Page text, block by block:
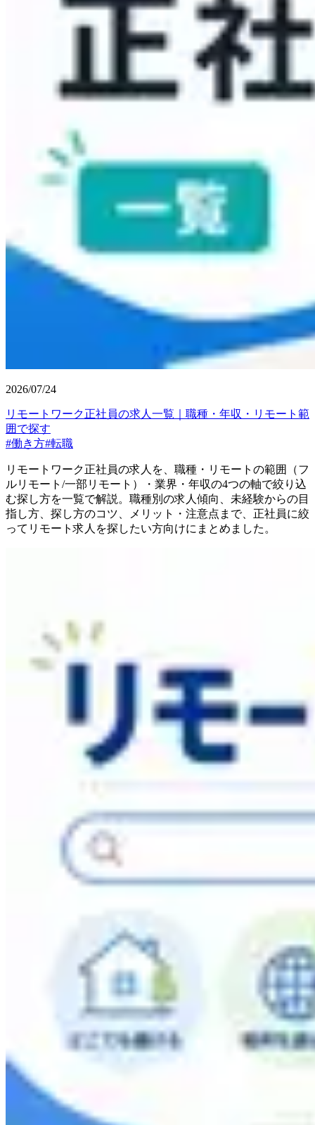
2026/07/24
リモートワーク正社員の求人一覧｜職種・年収・リモート範
囲で探す
#働き方#転職
リモートワーク正社員の求人を、職種・リモートの範囲（フ
ルリモート/一部リモート）・業界・年収の4つの軸で絞り込
む探し方を一覧で解説。職種別の求人傾向、未経験からの目
指し方、探し方のコツ、メリット・注意点まで、正社員に絞
ってリモート求人を探したい方向けにまとめました。